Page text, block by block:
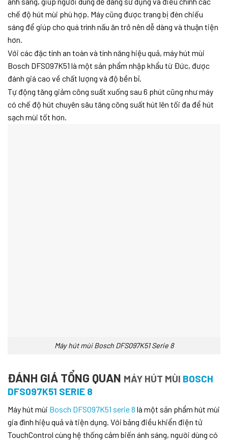
chế độ hút mùi phù hợp. Máy cũng được trang bị đèn chiếu
sáng để giúp cho quá trình nấu ăn trở nên dễ dàng và thuận tiện
hơn.
Với các đặc tính an toàn và tính năng hiệu quả, máy hút mùi
Bosch DFS097K51 là một sản phẩm nhập khẩu từ Đức, được
đánh giá cao về chất lượng và độ bền bỉ.
Tự động tăng giảm công suất xuống sau 6 phút cũng như máy
có chế độ hút chuyên sâu tăng công suất hút lên tối đa để hút
sạch mùi tốt hơn.
Máy hút mùi Bosch DFS097K51 Serie 8
ĐÁNH GIÁ TỔNG QUAN MÁY HÚT MÙI BOSCH
DFS097K51 SERIE 8
Máy hút mùi Bosch DFS097K51 serie 8 là một sản phẩm hút mùi
gia đình hiệu quả và tiện dụng. Với bảng điều khiển điện tử
TouchControl cùng hệ thống cảm biến ánh sáng, người dùng có